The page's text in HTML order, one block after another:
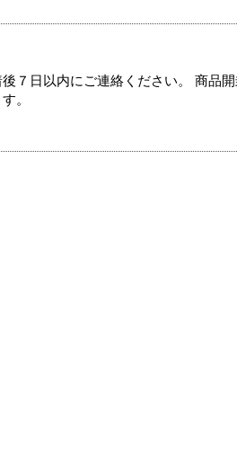
７日以内にご連絡ください。 商品
。